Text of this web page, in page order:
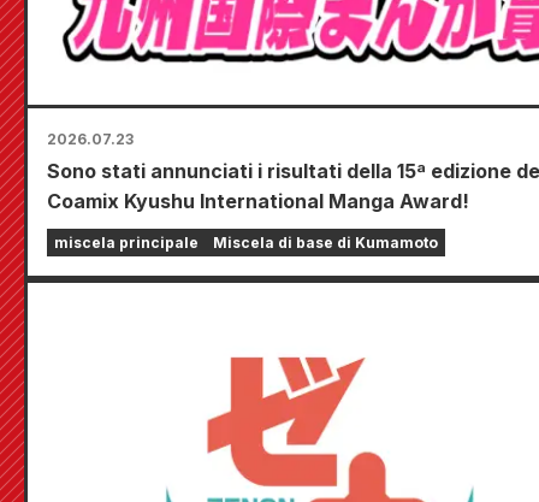
2026.07.23
Sono stati annunciati i risultati della 15ª edizione
Coamix Kyushu International Manga Award!
miscela principale Miscela di base di Kumamoto